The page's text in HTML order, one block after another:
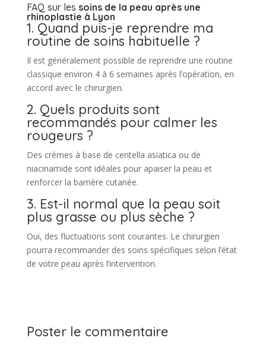
FAQ sur les soins de la peau après une
rhinoplastie à Lyon
1. Quand puis-je reprendre ma
routine de soins habituelle ?
Il est généralement possible de reprendre une routine
classique environ 4 à 6 semaines après l’opération, en
accord avec le chirurgien.
2. Quels produits sont
recommandés pour calmer les
rougeurs ?
Des crèmes à base de centella asiatica ou de
niacinamide sont idéales pour apaiser la peau et
renforcer la barrière cutanée.
3. Est-il normal que la peau soit
plus grasse ou plus sèche ?
Oui, des fluctuations sont courantes. Le chirurgien
pourra recommander des soins spécifiques selon l’état
de votre peau après l’intervention.
Poster le commentaire